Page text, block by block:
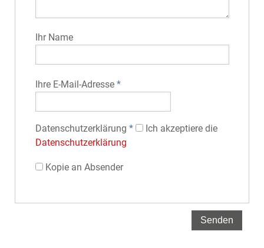
Ihr Name
Ihre E-Mail-Adresse*
Datenschutz­erklärung *
Ich akzeptiere die
Datenschutz­erklärung
Kopie an Absender